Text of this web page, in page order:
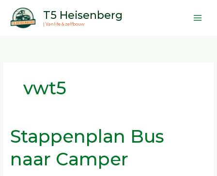
naar
T5 Heisenberg
| Vanlife & zelfbouw
vwt5
Stappenplan Bus
naar Camper
Stappenplan
Bus
naar
Camper